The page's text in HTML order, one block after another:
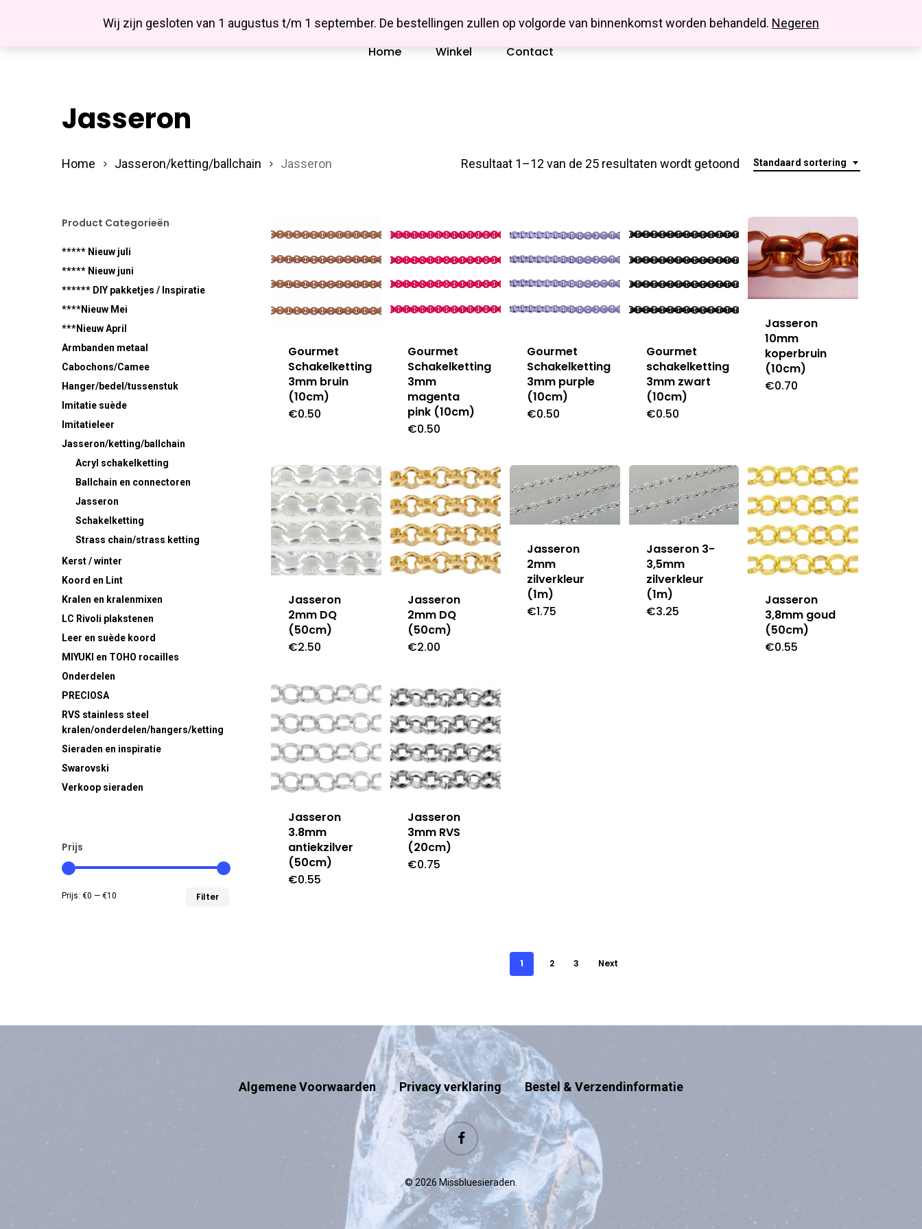
Wij zijn gesloten van 1 augustus t/m 1 september. De bestellingen zullen op volgorde van binnenkomst worden behandeld. Negeren
Hit enter to search or ESC to close
Missbluesieraden
Facebook
Home Winkel Contact
Jasseron
Standaard sortering
Resultaat 1–12 van de 25 resultaten wordt getoond
Home Jasseron/ketting/ballchain Jasseron
Product Categorieën
***** Nieuw juli
***** Nieuw juni
****** DIY pakketjes / Inspiratie
****Nieuw Mei
***Nieuw April
Armbanden metaal
Cabochons/Camee
Hanger/bedel/tussenstuk
Imitatie suède
Imitatieleer
Jasseron/ketting/ballchain
Acryl schakelketting
Ballchain en connectoren
Jasseron
Schakelketting
Strass chain/strass ketting
Kerst / winter
Koord en Lint
Kralen en kralenmixen
LC Rivoli plakstenen
Leer en suède koord
MIYUKI en TOHO rocailles
Onderdelen
PRECIOSA
RVS stainless steel
kralen/onderdelen/hangers/ketting
Sieraden en inspiratie
Swarovski
Verkoop sieraden
Prijs
Filter
Prijs: €0 — €10
Gourmet
Schakelketting
3mm bruin
(10cm)
€0.50
Gourmet
Schakelketting
3mm
magenta
pink (10cm)
€0.50
Gourmet
Schakelketting
3mm purple
(10cm)
€0.50
Gourmet
schakelketting
3mm zwart
(10cm)
€0.50
Jasseron
10mm
koperbruin
(10cm)
€0.70
Jasseron
2mm DQ
(50cm)
€2.50
Jasseron
2mm DQ
(50cm)
€2.00
Jasseron
2mm
zilverkleur
(1m)
€1.75
Jasseron 3-
3,5mm
zilverkleur
(1m)
€3.25
Jasseron
3,8mm goud
(50cm)
€0.55
Jasseron
3.8mm
antiekzilver
(50cm)
€0.55
Jasseron
3mm RVS
(20cm)
€0.75
1 2 3 Next
Algemene Voorwaarden Privacy verklaring Bestel & Verzendinformatie
facebook
© 2026 Missbluesieraden.